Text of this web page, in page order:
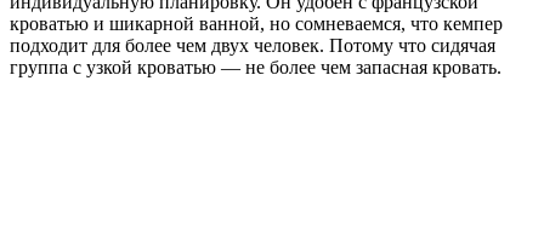
кроватью и шикарной ванной, но сомневаемся, что кемпер
подходит для более чем двух человек. Потому что сидячая
группа с узкой кроватью — не более чем запасная кровать.